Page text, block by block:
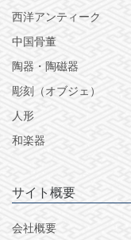
西洋アンティーク
中国骨董
陶器・陶磁器
彫刻（オブジェ）
人形
和楽器
サイト概要
会社概要